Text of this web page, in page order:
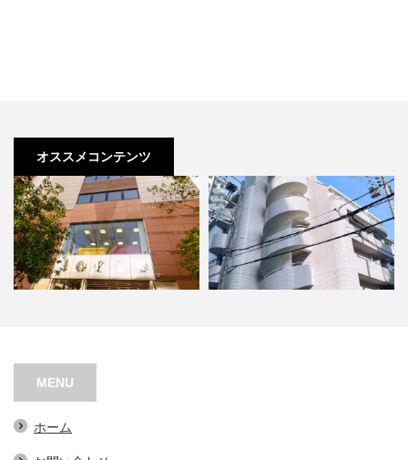
オススメコンテンツ
阿波座スポーツメディカルビル
MENU
ホーム